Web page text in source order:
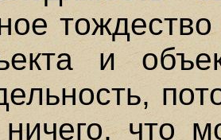
тождество
и
что